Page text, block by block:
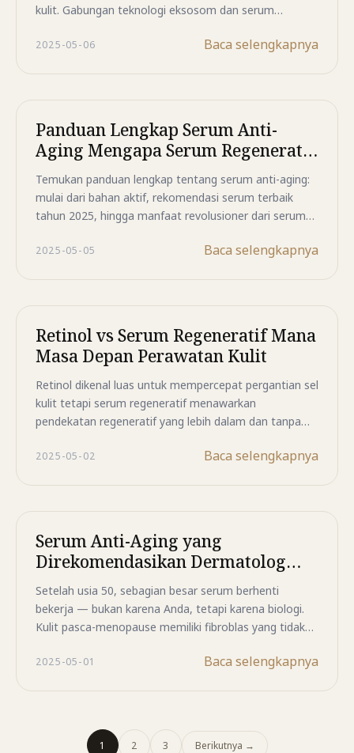
kulit. Gabungan teknologi eksosom dan serum
antiaging yang nyata dan tahan lama.
2025-05-06 Baca selengkapnya
Panduan Lengkap Serum Anti-
Aging Mengapa Serum Regeneratif
Menjadi Pilihan Terdepan
Temukan panduan lengkap tentang serum anti-aging:
mulai dari bahan aktif, rekomendasi serum terbaik
tahun 2025, hingga manfaat revolusioner dari serum
sehat.
2025-05-05 Baca selengkapnya
Retinol vs Serum Regeneratif Mana
Masa Depan Perawatan Kulit
Retinol dikenal luas untuk mempercepat pergantian sel
kulit tetapi serum regeneratif menawarkan
pendekatan regeneratif yang lebih dalam dan tanpa
terbaik untuk perawatan anti-aging
2025-05-02 Baca selengkapnya
Serum Anti-Aging yang
Direkomendasikan Dermatolog
untuk Kerutan Mendalam Setelah
Usia 50
Setelah usia 50, sebagian besar serum berhenti
bekerja — bukan karena Anda, tetapi karena biologi.
Kulit pasca-menopause memiliki fibroblas yang tidak
konvensional. Panduan ini menjelaskan mengapa hal
di atas 60 tahun.
2025-05-01 Baca selengkapnya
1 2 3 Berikutnya →